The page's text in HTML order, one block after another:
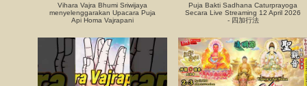
Vihara Vajra Bhumi Sriwijaya
menyelenggarakan Upacara Puja
Api Homa Vajrapani
Puja Bakti Sadhana Caturprayoga
Secara Live Streaming 12 April 2026
- 四加行法